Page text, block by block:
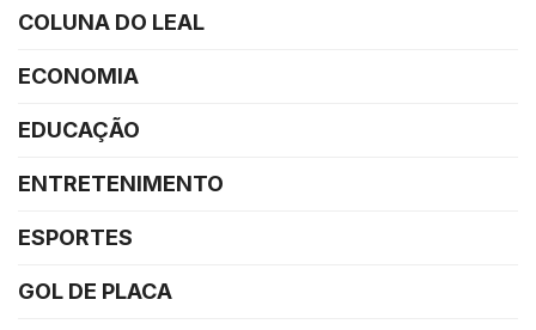
COLUNA DO LEAL
ECONOMIA
EDUCAÇÃO
ENTRETENIMENTO
ESPORTES
GOL DE PLACA